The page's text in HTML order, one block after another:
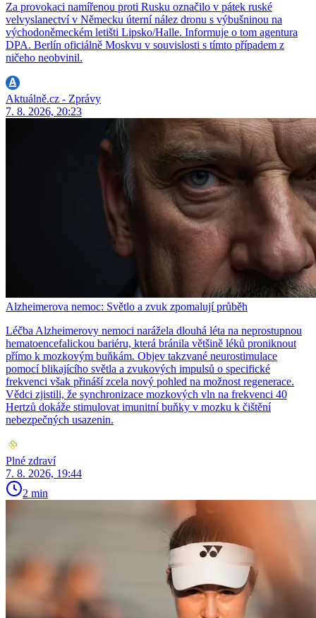
Za provokaci namířenou proti Rusku označilo v pátek ruské
velvyslanectví v Německu úterní nález dronu s výbušninou na
východoněmeckém letišti Lipsko/Halle. Informuje o tom agentura
DPA. Berlín oficiálně Moskvu v souvislosti s tímto případem z
ničeho neobvinil.
Aktuálně.cz - Zprávy
7. 8. 2026, 20:23
Alzheimerova nemoc: Světlo a zvuk zpomalují průběh
Léčba Alzheimerovy nemoci narážela dlouhá léta na neprostupnou
hematoencefalickou bariéru, která bránila většině léků proniknout
přímo k mozkovým buňkám. Objev takzvané neurostimulace
pomocí blikajícího světla a zvukových impulsů o specifické
frekvenci však přináší zcela nový pohled na možnost regenerace.
Vědci zjistili, že synchronizace mozkových vln na frekvenci 40
Hertzů dokáže stimulovat imunitní buňky v mozku k čištění
nebezpečných usazenin.
Plné zdraví
7. 8. 2026, 19:44
2 min